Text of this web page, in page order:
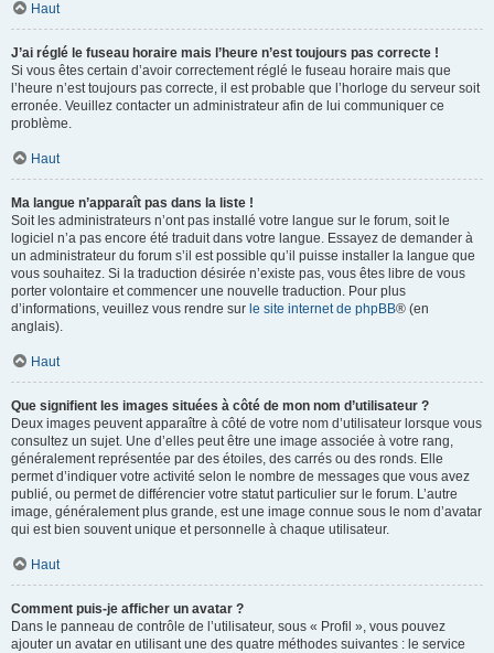
Haut
J’ai réglé le fuseau horaire mais l’heure n’est toujours pas correcte !
Si vous êtes certain d’avoir correctement réglé le fuseau horaire mais que
l’heure n’est toujours pas correcte, il est probable que l’horloge du serveur soit
erronée. Veuillez contacter un administrateur afin de lui communiquer ce
problème.
Haut
Ma langue n’apparaît pas dans la liste !
Soit les administrateurs n’ont pas installé votre langue sur le forum, soit le
logiciel n’a pas encore été traduit dans votre langue. Essayez de demander à
un administrateur du forum s’il est possible qu’il puisse installer la langue que
vous souhaitez. Si la traduction désirée n’existe pas, vous êtes libre de vous
porter volontaire et commencer une nouvelle traduction. Pour plus
d’informations, veuillez vous rendre sur le site internet de phpBB® (en
anglais).
Haut
Que signifient les images situées à côté de mon nom d’utilisateur ?
Deux images peuvent apparaître à côté de votre nom d’utilisateur lorsque vous
consultez un sujet. Une d’elles peut être une image associée à votre rang,
généralement représentée par des étoiles, des carrés ou des ronds. Elle
permet d’indiquer votre activité selon le nombre de messages que vous avez
publié, ou permet de différencier votre statut particulier sur le forum. L’autre
image, généralement plus grande, est une image connue sous le nom d’avatar
qui est bien souvent unique et personnelle à chaque utilisateur.
Haut
Comment puis-je afficher un avatar ?
Dans le panneau de contrôle de l’utilisateur, sous « Profil », vous pouvez
ajouter un avatar en utilisant une des quatre méthodes suivantes : le service